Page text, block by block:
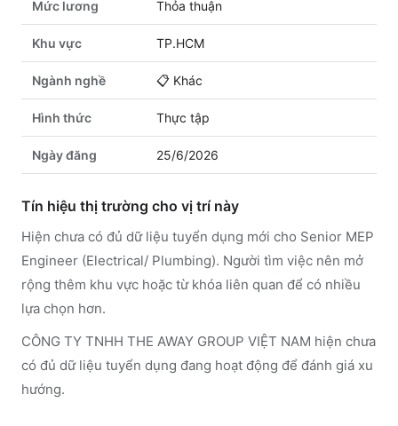
Mức lương Thỏa thuận
Khu vực TP.HCM
Ngành nghề 📋 Khác
Hình thức Thực tập
Ngày đăng 25/6/2026
Tín hiệu thị trường cho vị trí này
Hiện chưa có đủ dữ liệu tuyển dụng mới cho Senior MEP
Engineer (Electrical/ Plumbing). Người tìm việc nên mở
rộng thêm khu vực hoặc từ khóa liên quan để có nhiều
lựa chọn hơn.
CÔNG TY TNHH THE AWAY GROUP VIỆT NAM hiện chưa
có đủ dữ liệu tuyển dụng đang hoạt động để đánh giá xu
hướng.